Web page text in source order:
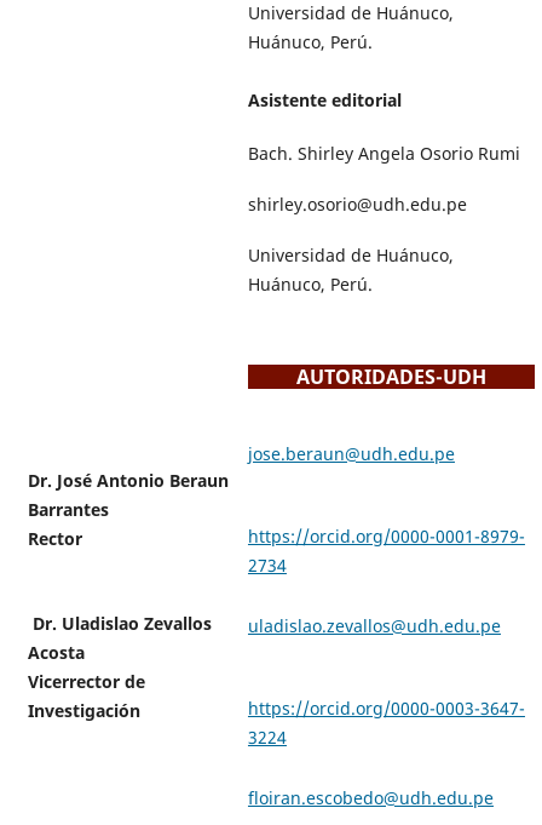
Universidad de Huánuco,
Huánuco, Perú.
Asistente editorial
Bach. Shirley Angela Osorio Rumi
shirley.osorio@udh.edu.pe
Universidad de Huánuco,
Huánuco, Perú.
AUTORIDADES-UDH
Dr. José Antonio Beraun
Barrantes
Rector
jose.beraun@udh.edu.pe
https://orcid.org/0000-0001-8979-
2734
Dr. Uladislao Zevallos
Acosta
Vicerrector de
Investigación
uladislao.zevallos@udh.edu.pe
https://orcid.org/0000-0003-3647-
3224
floiran.escobedo@udh.edu.pe